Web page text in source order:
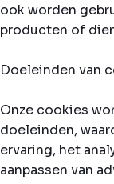
ook worden
producten of
Doeleinden van
Onze cookies
doeleinden,
ervaring, het
aanpassen van